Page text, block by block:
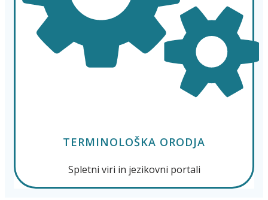
TERMINOLOŠKA ORODJA
Spletni viri in jezikovni portali